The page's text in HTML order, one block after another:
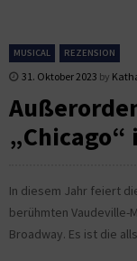
MUSICAL REZENSION
31. Oktober 2023 by
„Chicago“
In diesem Jahr feiert
berühmten Vaudeville-
Broadway. Es ist die